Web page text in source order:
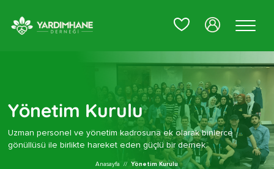
Yönetim Kurulu
Uzman personel ve yönetim kadrosuna ek olarak binlerce
gönüllüsü ile birlikte hareket eden güçlü bir dernek.
Anasayfa // Yönetim Kurulu